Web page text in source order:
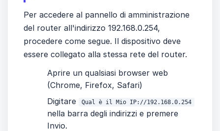
Per accedere al pannello di amministrazione
del router all'indirizzo 192.168.0.254,
procedere come segue. Il dispositivo deve
essere collegato alla stessa rete del router.
Aprire un qualsiasi browser web
(Chrome, Firefox, Safari)
Digitare
Qual è il Mio IP://192.168.0.254
nella barra degli indirizzi e premere
Invio.